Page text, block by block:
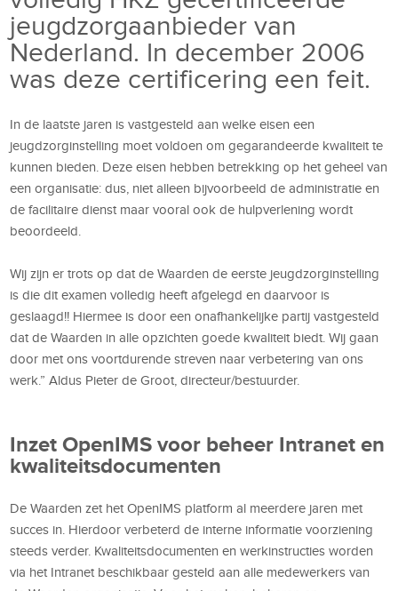
jeugdzorgaanbieder van
Nederland. In december 2006
was deze certificering een feit.
In de laatste jaren is vastgesteld aan welke eisen een
jeugdzorginstelling moet voldoen om gegarandeerde kwaliteit te
kunnen bieden. Deze eisen hebben betrekking op het geheel van
een organisatie: dus, niet alleen bijvoorbeeld de administratie en
de facilitaire dienst maar vooral ook de hulpverlening wordt
beoordeeld.
Wij zijn er trots op dat de Waarden de eerste jeugdzorginstelling
is die dit examen volledig heeft afgelegd en daarvoor is
geslaagd!! Hiermee is door een onafhankelijke partij vastgesteld
dat de Waarden in alle opzichten goede kwaliteit biedt. Wij gaan
door met ons voortdurende streven naar verbetering van ons
werk.” Aldus Pieter de Groot, directeur/bestuurder.
Inzet OpenIMS voor beheer Intranet en
kwaliteitsdocumenten
De Waarden zet het OpenIMS platform al meerdere jaren met
succes in. Hierdoor verbeterd de interne informatie voorziening
steeds verder. Kwaliteitsdocumenten en werkinstructies worden
via het Intranet beschikbaar gesteld aan alle medewerkers van